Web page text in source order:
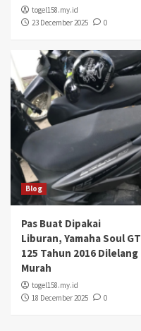
togel158.my.id
23 December 2025
0
Blog
Pas Buat Dipakai
Liburan, Yamaha Soul GT
125 Tahun 2016 Dilelang
Murah
togel158.my.id
18 December 2025
0